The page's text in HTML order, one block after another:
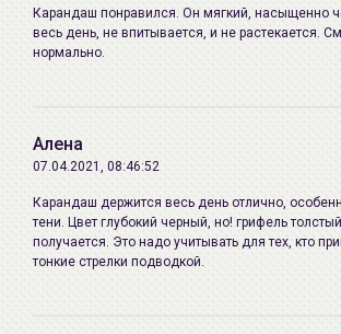
производства:
Срок годности:
Производитель:
[the SAEM] "the
Jongno-gu, Seoul
Импортер в
Беларусь:
ИП Мигаль
Карандаш понравился. Он мягкий, насыщенно
весь день, не впитывается, и не растекается.
нормально.
Алена
07.04.2021, 08:46:52
Карандаш держится весь день отлично,
тени. Цвет глубокий черный, но! грифель
получается. Это надо учитывать для тех, кто
тонкие стрелки подводкой.